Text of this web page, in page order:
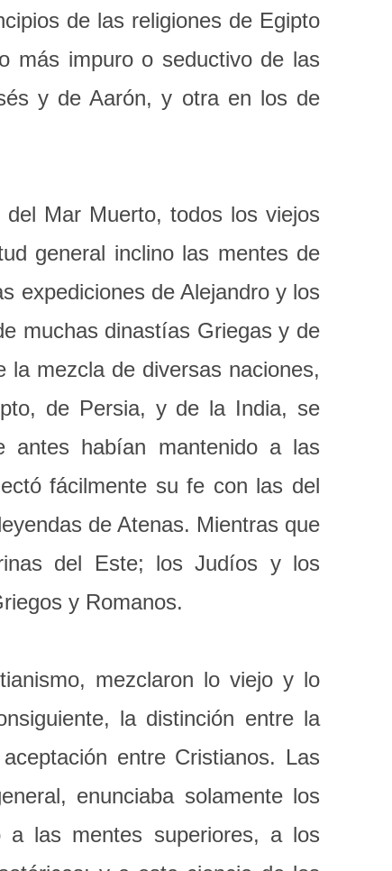
de las religiones de Egipto
más impuro o seductivo de las
y de Aarón, y otra en los de
Mar Muerto, todos los viejos
general inclino las mentes de
expediciones de Alejandro y los
muchas dinastías Griegas y de
la mezcla de diversas naciones,
de Persia, y de la India, se
antes habían mantenido a las
fácilmente su fe con las del
de Atenas. Mientras que
del Este; los Judíos y los
y Romanos.
mezclaron lo viejo y lo
la distinción entre la
entre Cristianos. Las
enunciaba solamente los
las mentes superiores, a los